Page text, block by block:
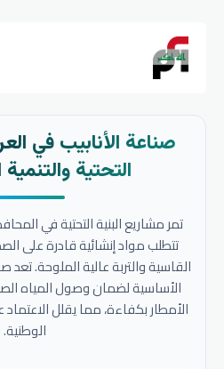
صناعة الأنابيب في
التحتية
تمر مشاريع البنية التحتية في
تتطلب مواد إنشائية قادرة على
القاسية والتربة عالية الملوحة. تعد
الأساسية لضمان وصول المياه
الأمطار بكفاءة، مما يقلل الاعتماد
الوطنية.